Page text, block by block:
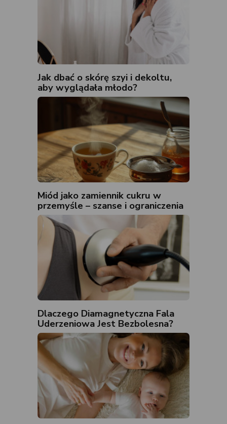
Jak dbać o skórę szyi i dekoltu,
aby wyglądała młodo?
Miód jako zamiennik cukru w
przemyśle – szanse i ograniczenia
Dlaczego Diamagnetyczna Fala
Uderzeniowa Jest Bezbolesna?